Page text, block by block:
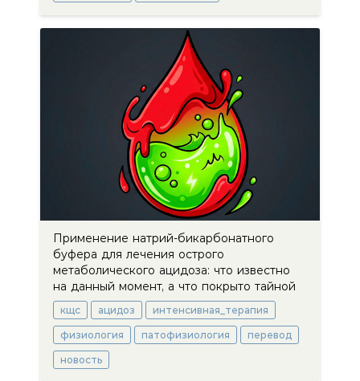
Применение натрий-бикарбонатного
буфера для лечения острого
метаболического ацидоза: что известно
на данный момент, а что покрыто тайной
кщс ацидоз интенсивная_терапия
физиология патофизиология перевод
новость